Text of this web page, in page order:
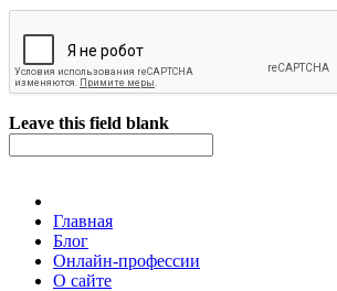
Leave this field blank
Главная
Блог
Онлайн-профессии
О сайте